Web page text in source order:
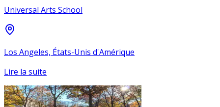
Universal Arts School
Los Angeles, États-Unis d'Amérique
Lire la suite